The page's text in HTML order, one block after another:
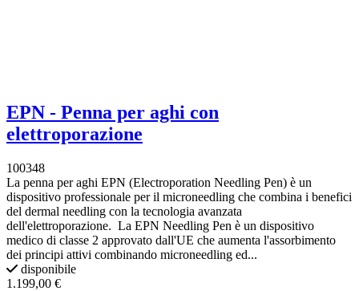
EPN - Penna per aghi con
elettroporazione
100348
La penna per aghi EPN (Electroporation Needling Pen) è un
dispositivo professionale per il microneedling che combina i benefici
del dermal needling con la tecnologia avanzata
dell'elettroporazione. La EPN Needling Pen è un dispositivo
medico di classe 2 approvato dall'UE che aumenta l'assorbimento
dei principi attivi combinando microneedling ed...
disponibile
1.199,00 €